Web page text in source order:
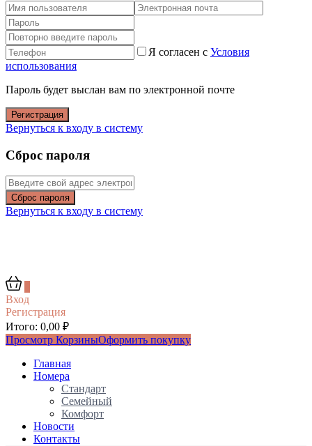
Я согласен с Условия
использования
Пароль будет выслан вам по электронной почте
Регистрация
Вернуться к входу в систему
Сброс пароля
Сброс пароля
Вернуться к входу в систему
Вход
Регистрация
Итого: 0,00 ₽
Просмотр КорзиныОформить покупку
Главная
Номера
Стандарт
Семейный
Комфорт
Новости
Контакты